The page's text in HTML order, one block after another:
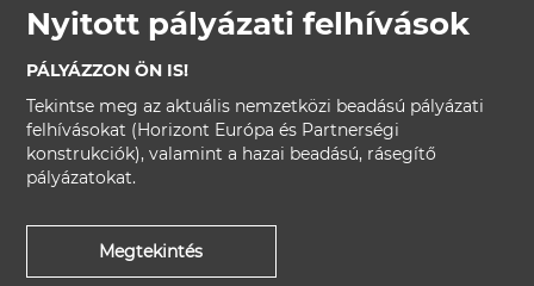
Nyitott pályázati felhívások
PÁLYÁZZON ÖN IS!
Tekintse meg az aktuális nemzetközi beadású pályázati
felhívásokat (Horizont Európa és Partnerségi
konstrukciók), valamint a hazai beadású, rásegítő
pályázatokat.
Megtekintés